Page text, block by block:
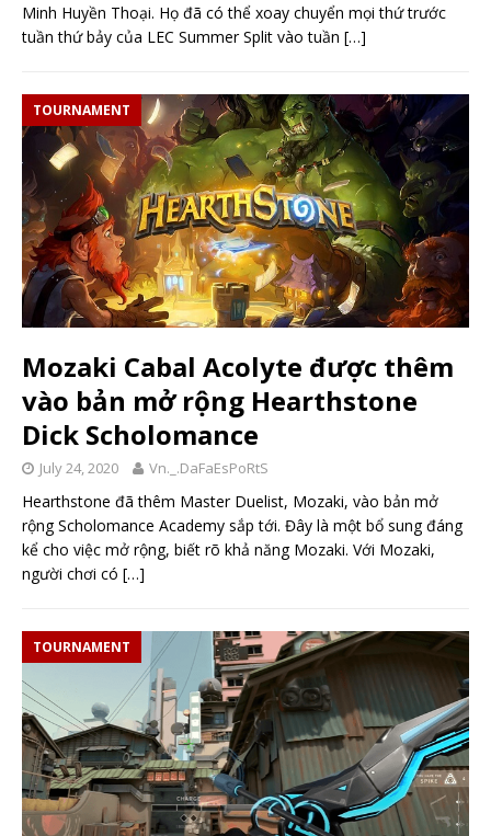
Minh Huyền Thoại. Họ đã có thể xoay chuyển mọi thứ trước
tuần thứ bảy của LEC Summer Split vào tuần […]
TOURNAMENT
Mozaki Cabal Acolyte được thêm
vào bản mở rộng Hearthstone
Dick Scholomance
July 24, 2020 Vn._.DaFaEsPoRtS
Hearthstone đã thêm Master Duelist, Mozaki, vào bản mở
rộng Scholomance Academy sắp tới. Đây là một bổ sung đáng
kể cho việc mở rộng, biết rõ khả năng Mozaki. Với Mozaki,
người chơi có […]
TOURNAMENT